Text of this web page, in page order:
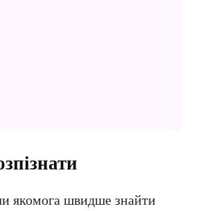
якомога швидше знайти